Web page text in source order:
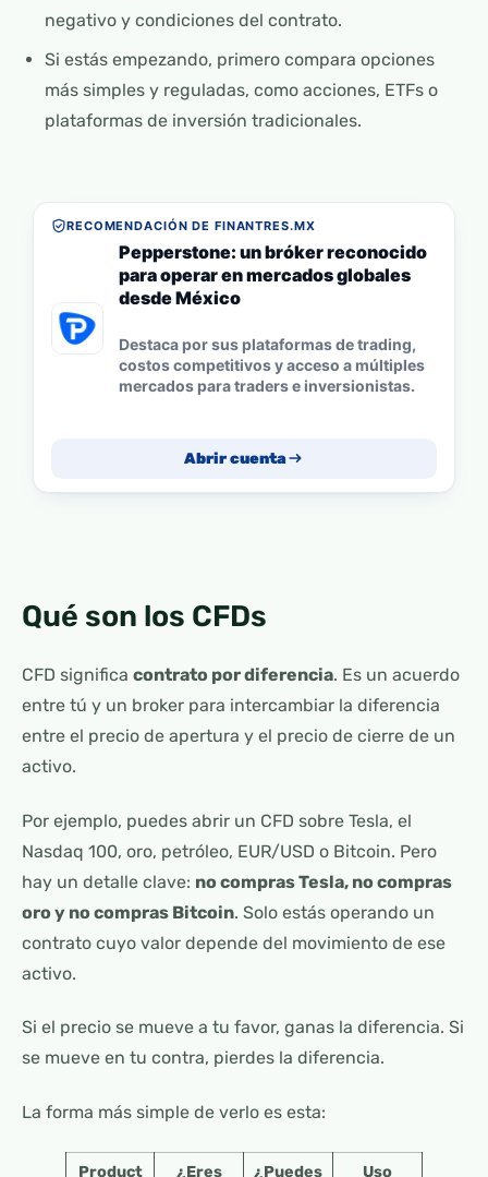
negativo y condiciones del contrato.
Si estás empezando, primero compara opciones
más simples y reguladas, como acciones, ETFs o
plataformas de inversión tradicionales.
RECOMENDACIÓN DE FINANTRES.MX
Pepperstone: un bróker reconocido
para operar en mercados globales
desde México
Destaca por sus plataformas de trading,
costos competitivos y acceso a múltiples
mercados para traders e inversionistas.
Abrir cuenta
Qué son los CFDs
CFD significa contrato por diferencia. Es un acuerdo
entre tú y un broker para intercambiar la diferencia
entre el precio de apertura y el precio de cierre de un
activo.
Por ejemplo, puedes abrir un CFD sobre Tesla, el
Nasdaq 100, oro, petróleo, EUR/USD o Bitcoin. Pero
hay un detalle clave: no compras Tesla, no compras
oro y no compras Bitcoin. Solo estás operando un
contrato cuyo valor depende del movimiento de ese
activo.
Si el precio se mueve a tu favor, ganas la diferencia. Si
se mueve en tu contra, pierdes la diferencia.
La forma más simple de verlo es esta:
Product ¿Eres ¿Puedes Uso